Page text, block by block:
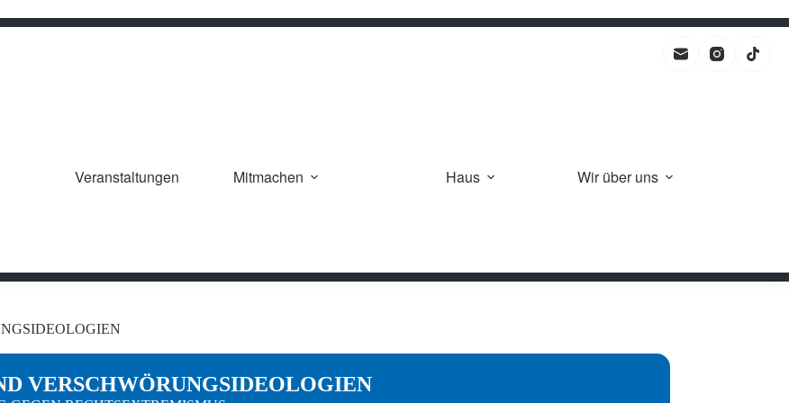
Veranstaltungen Mitmachen Haus Wir über uns
VERSCHWÖRUNGSIDEOLOGIEN